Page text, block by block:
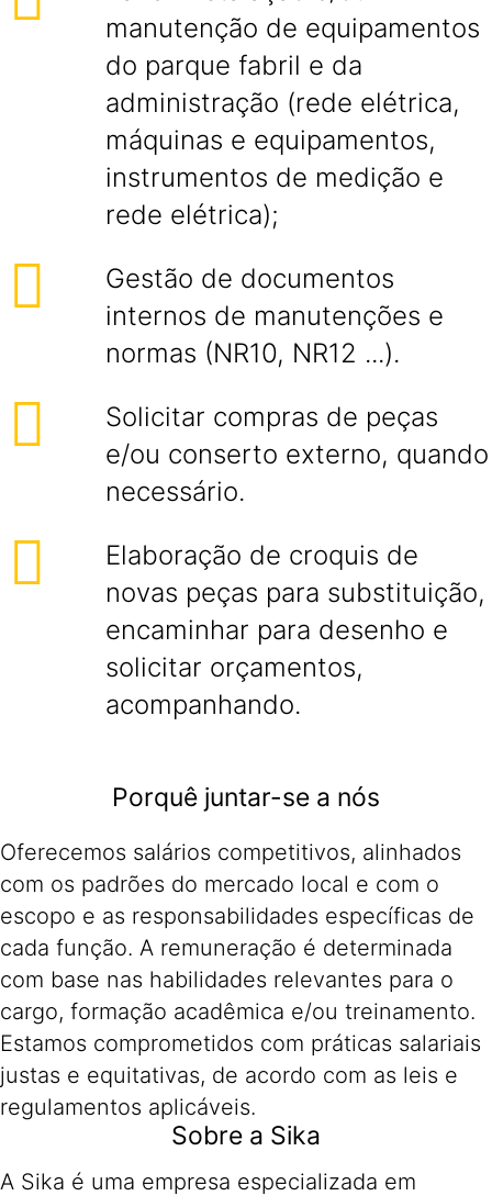
manutenção de equipamentos
do parque fabril e da
administração (rede elétrica,
máquinas e equipamentos,
instrumentos de medição e
rede elétrica);
Gestão de documentos
internos de manutenções e
normas (NR10, NR12 ...).
Solicitar compras de peças
e/ou conserto externo, quando
necessário.
Elaboração de croquis de
novas peças para substituição,
encaminhar para desenho e
solicitar orçamentos,
acompanhando.
Porquê juntar-se a nós
Oferecemos salários competitivos, alinhados
com os padrões do mercado local e com o
escopo e as responsabilidades específicas de
cada função. A remuneração é determinada
com base nas habilidades relevantes para o
cargo, formação acadêmica e/ou treinamento.
Estamos comprometidos com práticas salariais
justas e equitativas, de acordo com as leis e
regulamentos aplicáveis.
Sobre a Sika
A Sika é uma empresa especializada em